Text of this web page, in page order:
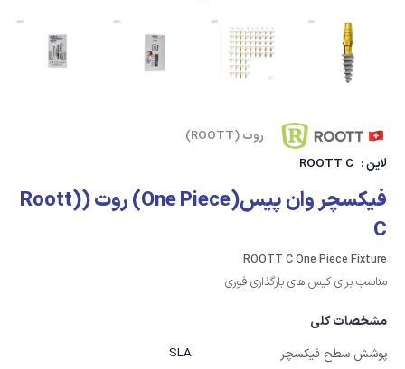
روت (ROOTT)
لاین : ROOTT C
فیکسچر وان پیس(One Piece) روت (Roott)
C
ROOTT C One Piece Fixture
مناسب برای کیس های بارگذاری فوری
مشخصات کلی
پوشش سطح فیکسچر
SLA